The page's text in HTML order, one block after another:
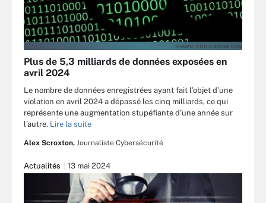
SHAWN - STOCK.ADOBE.COM
Plus de 5,3 milliards de données exposées en
avril 2024
Le nombre de données enregistrées ayant fait l’objet d’une
violation en avril 2024 a dépassé les cinq milliards, ce qui
représente une augmentation stupéfiante d’une année sur
l’autre. Lire la suite
Alex Scroxton, Journaliste Cybersécurité
Actualités 13 mai 2024